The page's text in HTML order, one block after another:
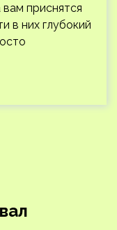
приснятся
в них глубокий